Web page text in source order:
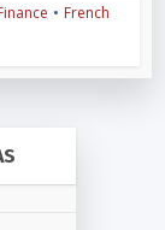
• French